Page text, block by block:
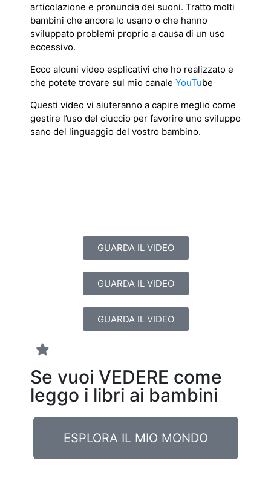
articolazione e pronuncia dei suoni. Tratto molti
bambini che ancora lo usano o che hanno
sviluppato problemi proprio a causa di un uso
eccessivo.
Ecco alcuni video esplicativi che ho realizzato e
che potete trovare sul mio canale YouTube
Questi video vi aiuteranno a capire meglio come
gestire l’uso del ciuccio per favorire uno sviluppo
sano del linguaggio del vostro bambino.
GUARDA IL VIDEO
GUARDA IL VIDEO
GUARDA IL VIDEO
Se vuoi VEDERE come
leggo i libri ai bambini
ESPLORA IL MIO MONDO